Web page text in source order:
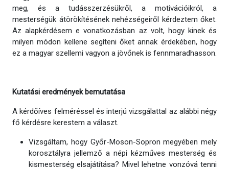
meg, és a tudásszerzésükről, a motivációikról, a
mesterségük átörökítésének nehézségeiről kérdeztem őket.
Az alapkérdésem e vonatkozásban az volt, hogy kinek és
milyen módon kellene segíteni őket annak érdekében, hogy
ez a magyar szellemi vagyon a jövőnek is fennmaradhasson.
Kutatási eredmények bemutatása
A kérdőíves felméréssel és interjú vizsgálattal az alábbi négy
fő kérdésre kerestem a választ.
Vizsgáltam, hogy Győr-Moson-Sopron megyében mely
korosztályra jellemző a népi kézműves mesterség és
kismesterség elsajátítása? Mivel lehetne vonzóvá tenni